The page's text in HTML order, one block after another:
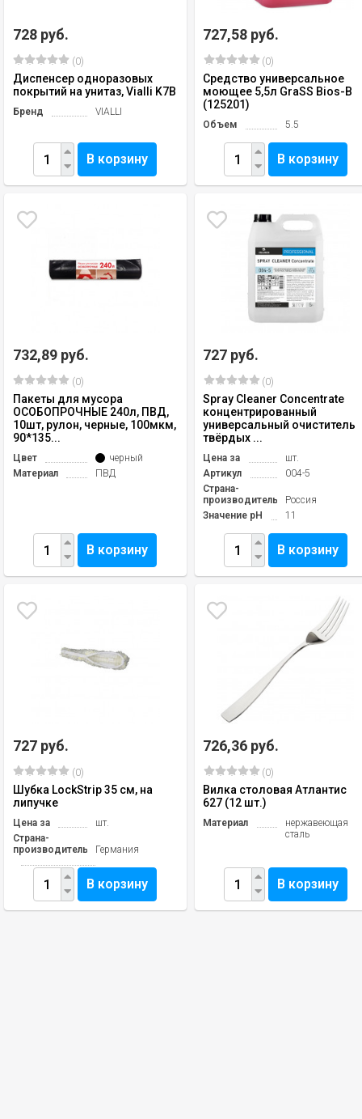
728 руб.
(0)
Диспенсер одноразовых
покрытий на унитаз, Vialli K7B
Бренд VIALLI
В корзину
727,58 руб.
(0)
Средство универсальное
моющее 5,5л GraSS Bios-B
(125201)
Объем 5.5
В корзину
732,89 руб.
(0)
Пакеты для мусора
ОСОБОПРОЧНЫЕ 240л, ПВД,
10шт, рулон, черные, 100мкм,
90*135...
Цвет
черный
Материал
ПВД
В корзину
727 руб.
(0)
Spray Cleaner Concentrate
концентрированный
универсальный очиститель
твёрдых ...
Цена за
шт.
Артикул
004-5
Страна-
производитель
Россия
Значение pH
11
В корзину
727 руб.
(0)
Шубка LockStrip 35 см, на
липучке
Цена за
шт.
Страна-
производитель
Германия
В корзину
726,36 руб.
(0)
Вилка столовая Атлантис
627 (12 шт.)
Материал
нержавеющая
сталь
В корзину